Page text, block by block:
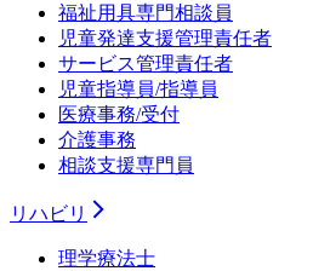
福祉用具専門相談員
児童発達支援管理責任者
サービス管理責任者
児童指導員/指導員
医療事務/受付
介護事務
相談支援専門員
リハビリ
理学療法士